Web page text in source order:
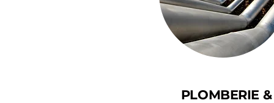
PLOMBERIE &